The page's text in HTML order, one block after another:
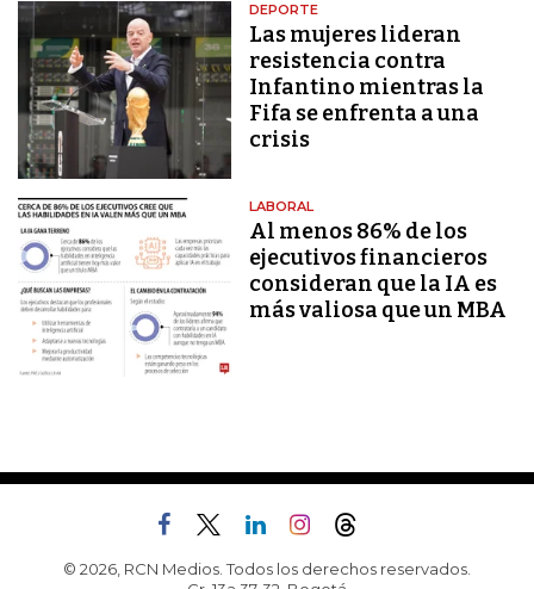
DEPORTE
Las mujeres lideran
resistencia contra
Infantino mientras la
Fifa se enfrenta a una
crisis
LABORAL
Al menos 86% de los
ejecutivos financieros
consideran que la IA es
más valiosa que un MBA
© 2026, RCN Medios. Todos los derechos reservados.